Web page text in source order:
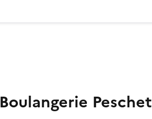
Boulangerie Peschet